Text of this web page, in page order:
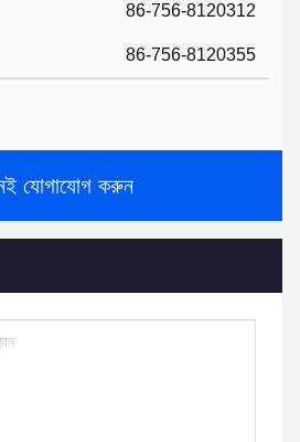
86-756-8120312
86-756-8120355
যোগাযোগ করুন